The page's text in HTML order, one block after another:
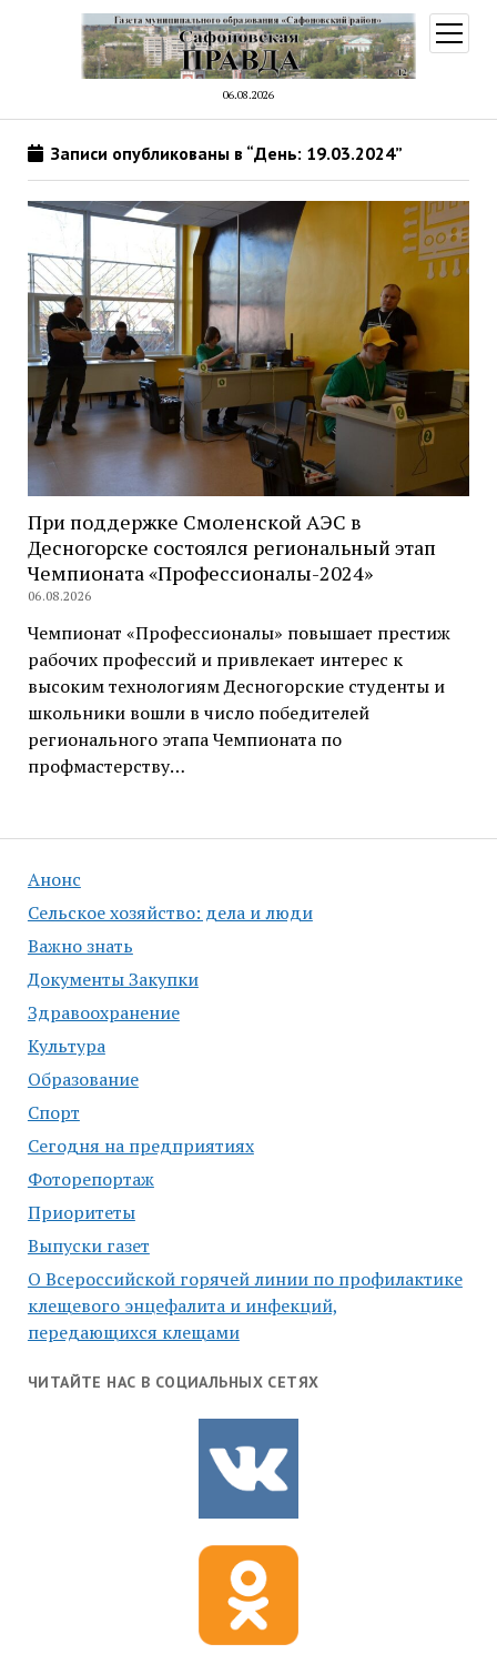
06.08.2026
меню
Анонс
Сельское хозяйство: дела и люди
Важно знать
Документы Закупки
Здравоохранение
Культура
Образование
Спорт
Сегодня на предприятиях
Фоторепортаж
Приоритеты
Выпуски газет
О Всероссийской горячей линии по профилактике
клещевого энцефалита и инфекций,
передающихся клещами
ЧИТАЙТЕ НАС В СОЦИАЛЬНЫХ СЕТЯХ
Записи опубликованы в “День: 19.03.2024”
При поддержке Смоленской АЭС в
Десногорске состоялся региональный этап
Чемпионата «Профессионалы-2024»
06.08.2026
Чемпионат «Профессионалы» повышает престиж
рабочих профессий и привлекает интерес к
высоким технологиям Десногорские студенты и
школьники вошли в число победителей
регионального этапа Чемпионата по
профмастерству…